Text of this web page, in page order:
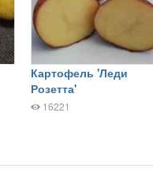
Картофель 'Леди
Розетта'
16221